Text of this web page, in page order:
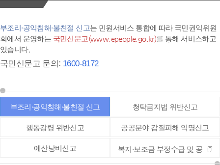
부조리·공익침해·불친절 신고는 민원서비스 통합에 따라 국민권익위원
회에서 운영하는 국민신문고(www.epeople.go.kr)를 통해 서비스하고
있습니다.
국민신문고 문의: 1600-8172
부조리·공익침해·불친절 신고 청탁금지법 위반신고
행동강령 위반신고 공공분야 갑질피해 익명신고
예산낭비신고 복지·보조금 부정수급 및 공